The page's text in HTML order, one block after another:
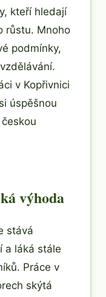
kteří hledají
růstu. Mnoho
podmínky,
v Kopřivnici
úspěšnou
výhoda
stává
a láká stále
Práce v
skýtá